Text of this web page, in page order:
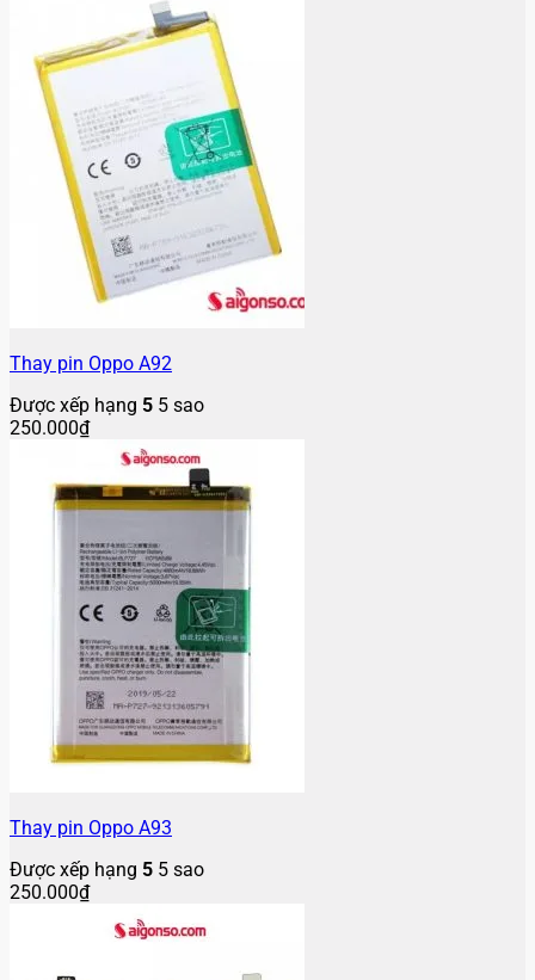
Thay pin Oppo A92
Được xếp hạng 5 5 sao
250.000₫
Thay pin Oppo A93
Được xếp hạng 5 5 sao
250.000₫